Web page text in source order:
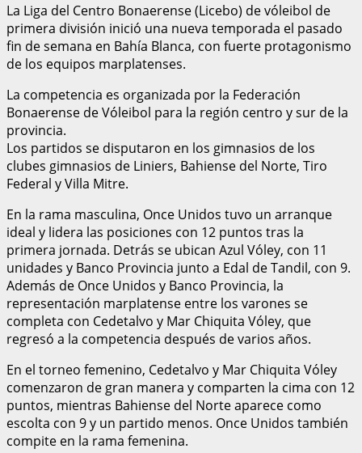
La Liga del Centro Bonaerense (Licebo) de vóleibol de
primera división inició una nueva temporada el pasado
fin de semana en Bahía Blanca, con fuerte protagonismo
de los equipos marplatenses.
La competencia es organizada por la Federación
Bonaerense de Vóleibol para la región centro y sur de la
provincia.
Los partidos se disputaron en los gimnasios de los
clubes gimnasios de Liniers, Bahiense del Norte, Tiro
Federal y Villa Mitre.
En la rama masculina, Once Unidos tuvo un arranque
ideal y lidera las posiciones con 12 puntos tras la
primera jornada. Detrás se ubican Azul Vóley, con 11
unidades y Banco Provincia junto a Edal de Tandil, con 9.
Además de Once Unidos y Banco Provincia, la
representación marplatense entre los varones se
completa con Cedetalvo y Mar Chiquita Vóley, que
regresó a la competencia después de varios años.
En el torneo femenino, Cedetalvo y Mar Chiquita Vóley
comenzaron de gran manera y comparten la cima con 12
puntos, mientras Bahiense del Norte aparece como
escolta con 9 y un partido menos. Once Unidos también
compite en la rama femenina.